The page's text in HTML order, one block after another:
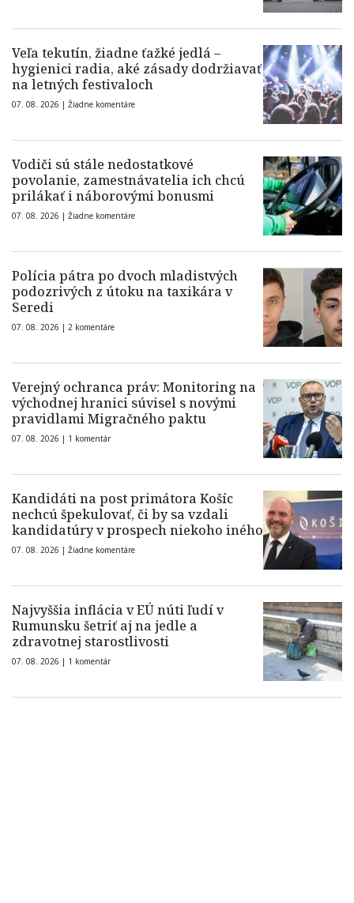
Veľa tekutín, žiadne ťažké jedlá –
hygienici radia, aké zásady dodržiavať
na letných festivaloch
07. 08. 2026 | Žiadne komentáre
Vodiči sú stále nedostatkové
povolanie, zamestnávatelia ich chcú
prilákať i náborovými bonusmi
07. 08. 2026 | Žiadne komentáre
Polícia pátra po dvoch mladistvých
podozrivých z útoku na taxikára v
Seredi
07. 08. 2026 | 2 komentáre
Verejný ochranca práv: Monitoring na
východnej hranici súvisel s novými
pravidlami Migračného paktu
07. 08. 2026 | 1 komentár
Kandidáti na post primátora Košíc
nechcú špekulovať, či by sa vzdali
kandidatúry v prospech niekoho iného
07. 08. 2026 | Žiadne komentáre
Najvyššia inflácia v EÚ núti ľudí v
Rumunsku šetriť aj na jedle a
zdravotnej starostlivosti
07. 08. 2026 | 1 komentár